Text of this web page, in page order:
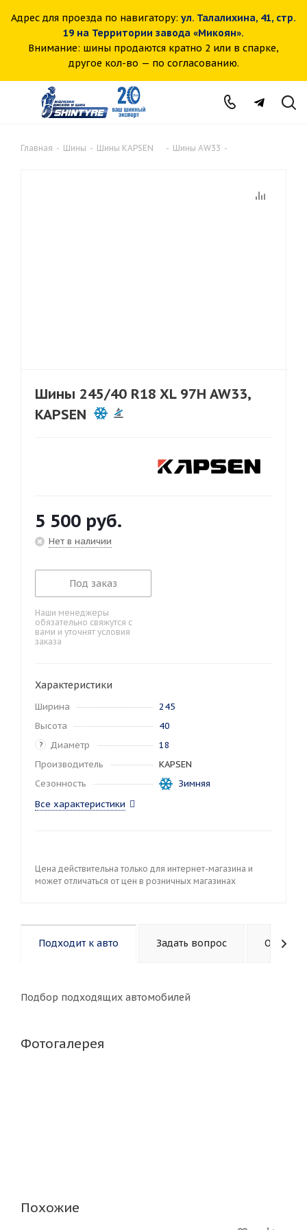
Адрес для проезда по навигатору: ул. Талалихина, 41, стр.
19 на Территории завода «Микоян».
Внимание: шины продаются кратно 2 или в спарке,
другое кол-во — по согласованию.
Главная - Шины - Шины KAPSEN - Шины AW33 -
Шины 245/40 R18 XL 97H AW33,
KAPSEN
5 500 руб.
Нет в наличии
Под заказ
Наши менеджеры
обязательно свяжутся с
вами и уточнят условия
заказа
Характеристики
Ширина
245
Высота
40
? Диаметр
18
Производитель
KAPSEN
Сезонность
Зимняя
Все характеристики
Цена действительна только для интернет-магазина и
может отличаться от цен в розничных магазинах
Подходит к авто Задать вопрос
Подбор подходящих автомобилей
Фотогалерея
Похожие